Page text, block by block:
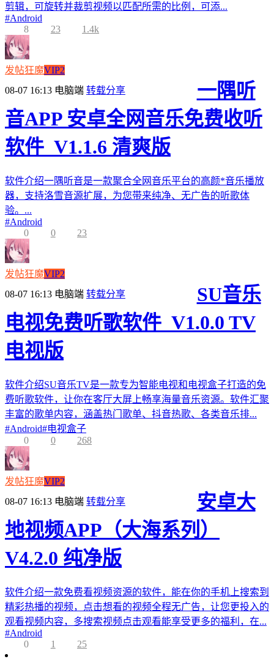
剪辑，可旋转并裁剪视频以匹配所需的比例，可添...
#Android
8
23 1.4k
发帖狂魔VIP2
08-07 16:13 电脑端 转载分享
一隅听
音APP 安卓全网音乐免费收听
软件_V1.1.6 清爽版
软件介绍一隅听音是一款聚合全网音乐平台的高颜*音乐播放
器，支持洛雪音源扩展，为您带来纯净、无广告的听歌体
验。...
#Android
0
0 23
发帖狂魔VIP2
08-07 16:13 电脑端 转载分享
SU音乐
电视免费听歌软件_V1.0.0 TV
电视版
软件介绍SU音乐TV是一款专为智能电视和电视盒子打造的免
费听歌软件，让你在客厅大屏上畅享海量音乐资源。软件汇聚
丰富的歌单内容，涵盖热门歌单、抖音热歌、各类音乐排...
#Android#电视盒子
0
0 268
发帖狂魔VIP2
08-07 16:13 电脑端 转载分享
安卓大
地视频APP（大海系列）
V4.2.0 纯净版
软件介绍一款免费看视频资源的软件，能在你的手机上搜索到
精彩热播的视频，点击想看的视频全程无广告，让您更投入的
观看视频内容，多搜索视频点击观看能享受更多的福利，在...
#Android
0
1 25